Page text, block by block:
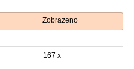
Zobrazeno
167 x